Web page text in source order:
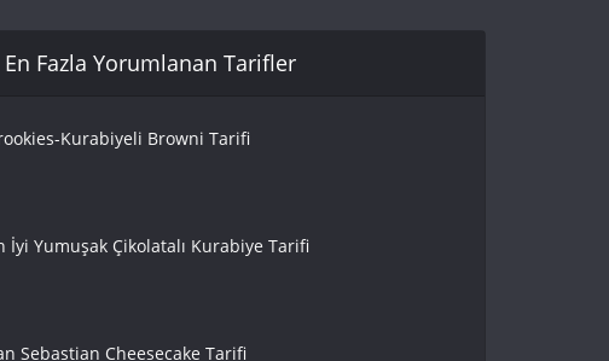
En Fazla Yorumlanan Tarifler
Kurabiyeli Browni Tarifi
İyi Yumuşak Çikolatalı Kurabiye Tarifi
Sebastian Cheesecake Tarifi